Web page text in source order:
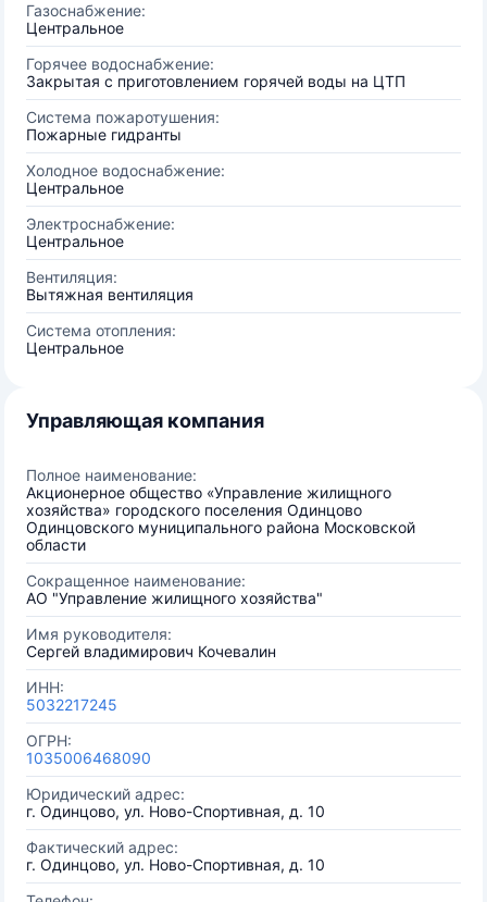
Газоснабжение:
Центральное
Горячее водоснабжение:
Закрытая с приготовлением горячей воды на ЦТП
Система пожаротушения:
Пожарные гидранты
Холодное водоснабжение:
Центральное
Электроснабжение:
Центральное
Вентиляция:
Вытяжная вентиляция
Система отопления:
Центральное
Управляющая компания
Полное наименование:
Акционерное общество «Управление жилищного
хозяйства» городского поселения Одинцово
Одинцовского муниципального района Московской
области
Сокращенное наименование:
АО "Управление жилищного хозяйства"
Имя руководителя:
Сергей владимирович Кочевалин
ИНН:
5032217245
ОГРН:
1035006468090
Юридический адрес:
г. Одинцово, ул. Ново-Спортивная, д. 10
Фактический адрес:
г. Одинцово, ул. Ново-Спортивная, д. 10